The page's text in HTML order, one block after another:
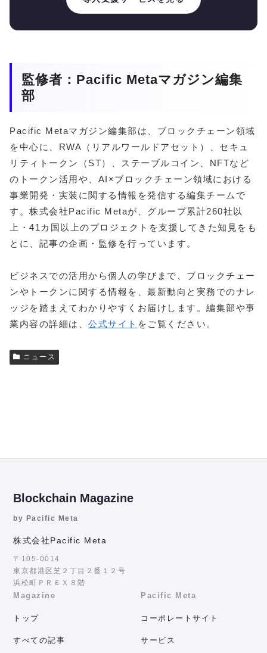
監修者：Pacific Metaマガジン編集
部
Pacific Metaマガジン編集部は、ブロックチェーン領域
を中心に、RWA（リアルワールドアセット）、セキュ
リティトークン（ST）、ステーブルコイン、NFTなど
のトークン活用や、AI×ブロックチェーン領域における
事業開発・実装に関する情報を発信する編集チームで
す。株式会社Pacific Metaが、グループ累計260社以
上・41カ国以上のプロジェクトを支援してきた知見をも
とに、記事の企画・監修を行っています。
ビジネスでの活用から個人の学びまで、ブロックチェー
ンやトークンに関する情報を、最新動向と実務でのナレ
ッジを踏まえてわかりやすくお届けします。編集部や事
業内容の詳細は、 公式サイト をご覧ください。
ニュース
Blockchain Magazine
by Pacific Meta
株式会社Pacific Meta
〒105-0014
東京都港区芝２丁目２番１２号
浜松町ＰＲＥＸ８階
Magazine
トップ
すべての記事
Pacific Meta
コーポレートサイト
サービス